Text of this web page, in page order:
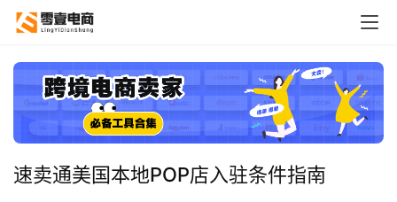
速卖通美国本地POP店入驻条件指南